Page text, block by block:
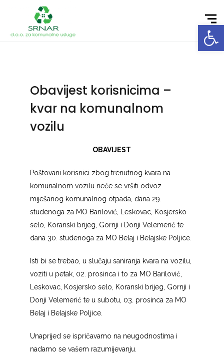
Open toolbar
Obavijest korisnicima –
kvar na komunalnom
vozilu
OBAVIJEST
Poštovani korisnici zbog trenutnog kvara na
komunalnom vozilu neće se vršiti odvoz
miješanog komunalnog otpada, dana 29.
studenoga za MO Barilović, Leskovac, Kosjersko
selo, Koranski brijeg, Gornji i Donji Velemerić te
dana 30. studenoga za MO Belaj i Belajske Poljice.
Isti bi se trebao, u slučaju saniranja kvara na vozilu,
voziti u petak, 02. prosinca i to za MO Barilović,
Leskovac, Kosjersko selo, Koranski brijeg, Gornji i
Donji Velemerić te u subotu, 03. prosinca za MO
Belaj i Belajske Poljice.
Unaprijed se ispričavamo na neugodnostima i
nadamo se vašem razumijevanju.